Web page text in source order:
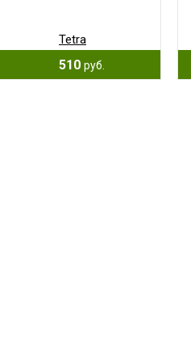
Tetra
510 руб.